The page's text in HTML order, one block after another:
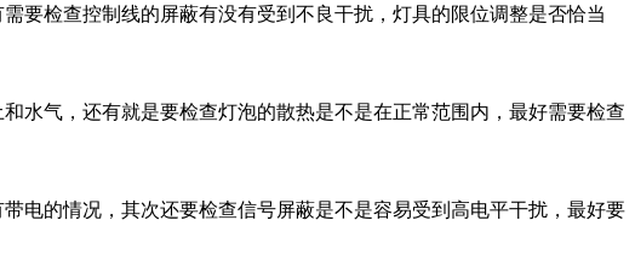
要检查控制线的屏蔽有没有受到不良干扰，灯具的限位调整是否恰当
水气，还有就是要检查灯泡的散热是不是在正常范围内，最好需要检查
电的情况，其次还要检查信号屏蔽是不是容易受到高电平干扰，最好要